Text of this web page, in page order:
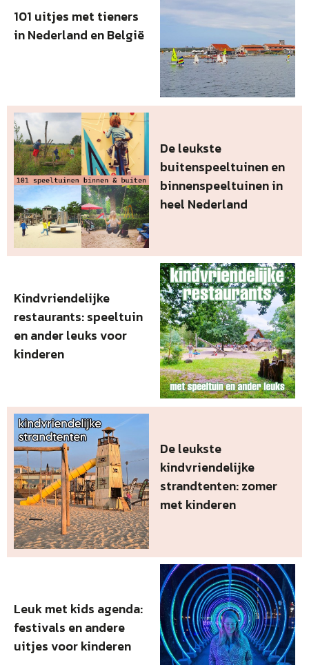
101 uitjes met tieners
in Nederland en België
De leukste
buitenspeeltuinen en
binnenspeeltuinen in
heel Nederland
Kindvriendelijke
restaurants: speeltuin
en ander leuks voor
kinderen
De leukste
kindvriendelijke
strandtenten: zomer
met kinderen
Leuk met kids agenda:
festivals en andere
uitjes voor kinderen